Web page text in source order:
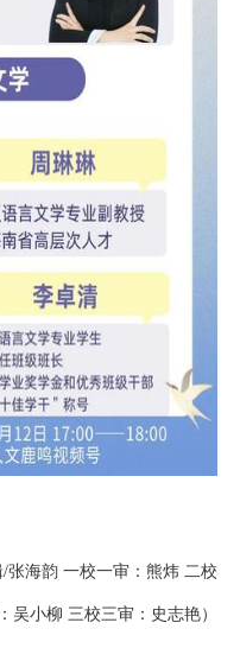
张海韵 一校一审：熊炜 二校
吴小柳 三校三审：史志艳）